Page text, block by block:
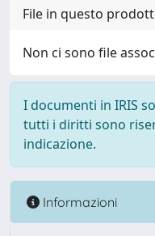
File in questo
Non ci sono file
I documenti in IRIS
tutti i diritti sono
indicazione.
Informazioni